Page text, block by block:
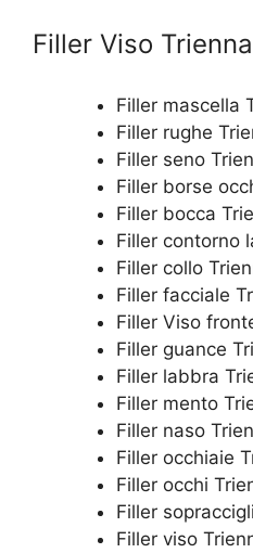
Filler Viso
Filler mascella
Filler rughe
Filler seno
Filler borse
Filler bocca
Filler contorno
Filler collo
Filler facciale
Filler Viso
Filler guance
Filler labbra
Filler mento
Filler naso
Filler occhiaie
Filler occhi
Filler
Filler viso